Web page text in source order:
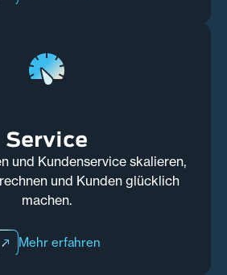
Service
und Kundenservice skalieren,
und Kunden glücklich
machen.
Mehr erfahren